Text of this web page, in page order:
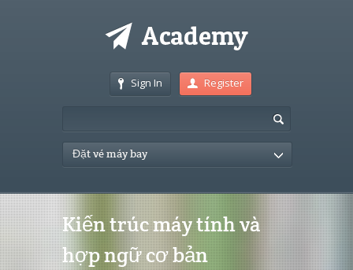
Sign In Register
Đặt vé máy bay
Kiến trúc máy tính và
hợp ngữ cơ bản